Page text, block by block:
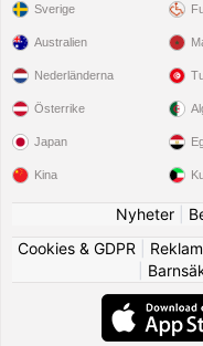
Sverige
Australien
Nederländerna
Österrike
Japan
Kina
Nyheter|
Cookies & GDPR
Reklam